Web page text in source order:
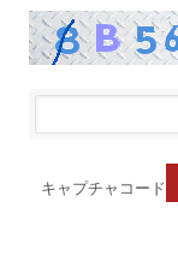
キャプチャコード